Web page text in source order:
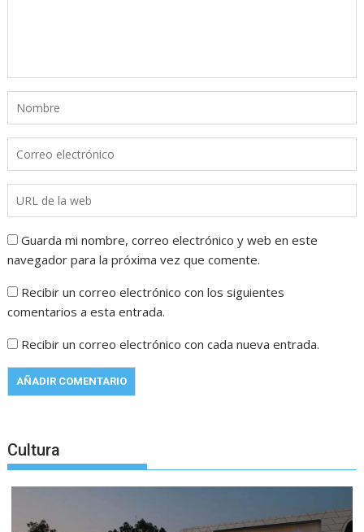
Guarda mi nombre, correo electrónico y web en este
navegador para la próxima vez que comente.
Recibir un correo electrónico con los siguientes
comentarios a esta entrada.
Recibir un correo electrónico con cada nueva entrada.
Cultura